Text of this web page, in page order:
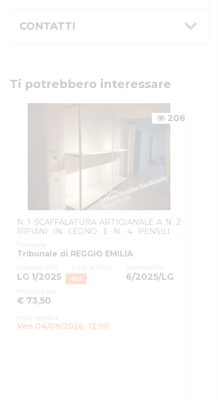
CONTATTI
Email/PEC: ivgre@ivgreggioemilia.it
Ti potrebbero interessare
206
N. 1 SCAFFALATURA ARTIGIANALE A N. 2
RIPIANI IN LEGNO E N. 4 PENSILI A
MURO I...
Tribunale
Tribunale di REGGIO EMILIA
Numero RGE
LG 1/2025
Codice lotto
356
Numero IVG
6/2025/LG
Prezzo base
€ 73,50
-85%
Inizio vendita
Ven 04/09/2026, 12:00